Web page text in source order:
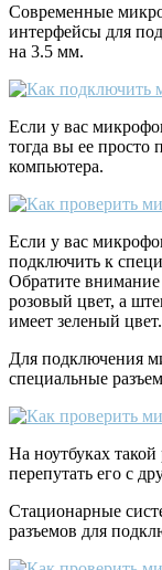
Современные
интерфейсы для
на 3.5 мм.
Если у вас
тогда вы ее просто
компьютера.
Если у вас
подключить к
Обратите внимание
розовый цвет, а
имеет зеленый цвет.
Для подключения
специальные
На ноутбуках
перепутать его с
Стационарные
разъемов для